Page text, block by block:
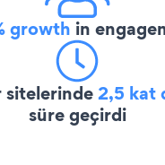
growth in
2,5 kat
süre geçirdi